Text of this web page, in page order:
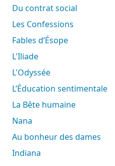
Du contrat social
Les Confessions
Fables d’Ésope
L'Iliade
L'Odyssée
L’Éducation sentimentale
La Bête humaine
Nana
Au bonheur des dames
Indiana